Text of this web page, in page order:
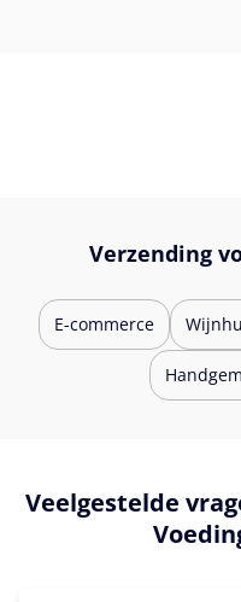
Verzending
E-commerce
Veelgestelde